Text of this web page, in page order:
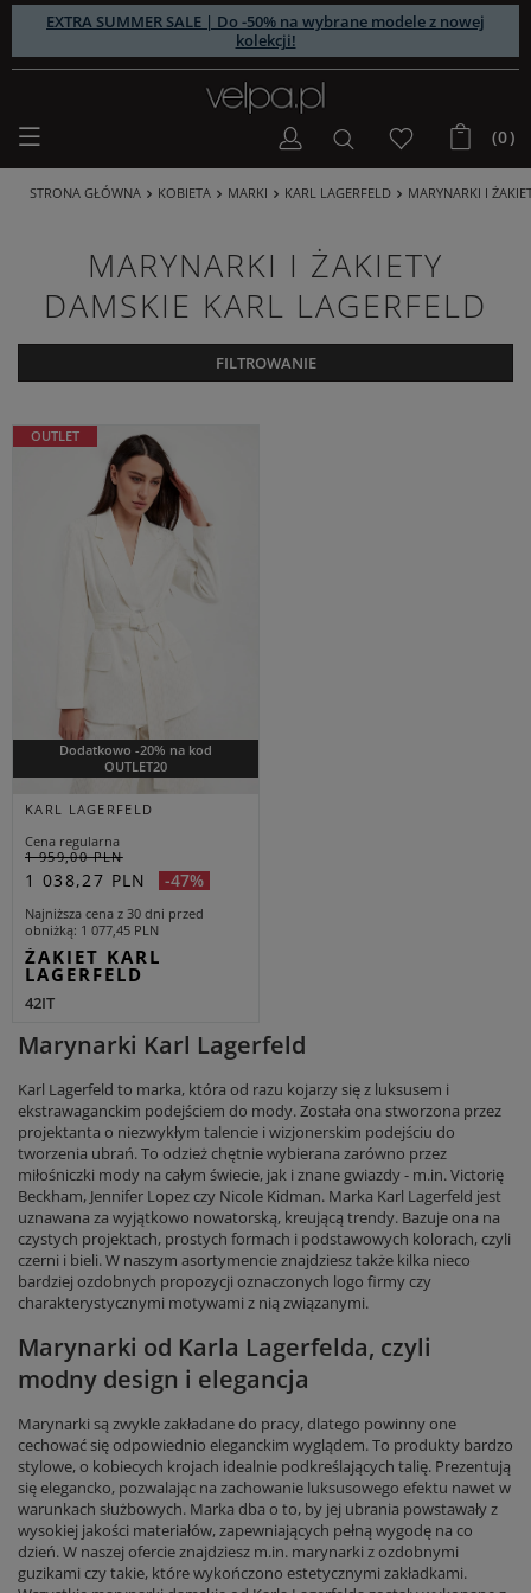
EXTRA SUMMER SALE | Do -50% na wybrane modele z nowej
kolekcji!
(0)
STRONA GŁÓWNA KOBIETA MARKI KARL LAGERFELD MARYNARKI I
MARYNARKI I ŻAKIETY
DAMSKIE KARL LAGERFELD
FILTROWANIE
Dodatkowo -20% na kod
OUTLET20
OUTLET
KARL LAGERFELD
Cena regularna
1 959,00 PLN
1 038,27 PLN -47%
Najniższa cena z 30 dni przed
obniżką 1 077,45 PLN
ŻAKIET KARL
LAGERFELD
42IT
Marynarki Karl Lagerfeld
Karl Lagerfeld to marka, która od razu kojarzy się z luksusem i
ekstrawaganckim podejściem do mody. Została ona stworzona przez
projektanta o niezwykłym talencie i wizjonerskim podejściu do
tworzenia ubrań. To odzież chętnie wybierana zarówno przez
miłośniczki mody na całym świecie, jak i znane gwiazdy - m.in. Victorię
Beckham, Jennifer Lopez czy Nicole Kidman. Marka Karl Lagerfeld jest
uznawana za wyjątkowo nowatorską, kreującą trendy. Bazuje ona na
czystych projektach, prostych formach i podstawowych kolorach, czyli
czerni i bieli. W naszym asortymencie znajdziesz także kilka nieco
bardziej ozdobnych propozycji oznaczonych logo firmy czy
charakterystycznymi motywami z nią związanymi.
Marynarki od Karla Lagerfelda, czyli
modny design i elegancja
Marynarki są zwykle zakładane do pracy, dlatego powinny one
cechować się odpowiednio eleganckim wyglądem. To produkty bardzo
stylowe, o kobiecych krojach idealnie podkreślających talię. Prezentują
się elegancko, pozwalając na zachowanie luksusowego efektu nawet w
warunkach służbowych. Marka dba o to, by jej ubrania powstawały z
wysokiej jakości materiałów, zapewniających pełną wygodę na co
dzień. W naszej ofercie znajdziesz m.in. marynarki z ozdobnymi
guzikami czy takie, które wykończono estetycznymi zakładkami.